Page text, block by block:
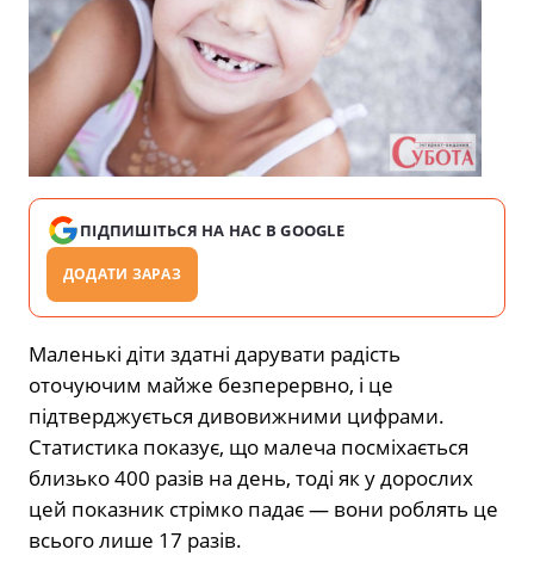
ПІДПИШІТЬСЯ НА НАС В GOOGLE
ДОДАТИ ЗАРАЗ
Маленькі діти здатні дарувати радість
оточуючим майже безперервно, і це
підтверджується дивовижними цифрами.
Статистика показує, що малеча посміхається
близько 400 разів на день, тоді як у дорослих
цей показник стрімко падає — вони роблять це
всього лише 17 разів.